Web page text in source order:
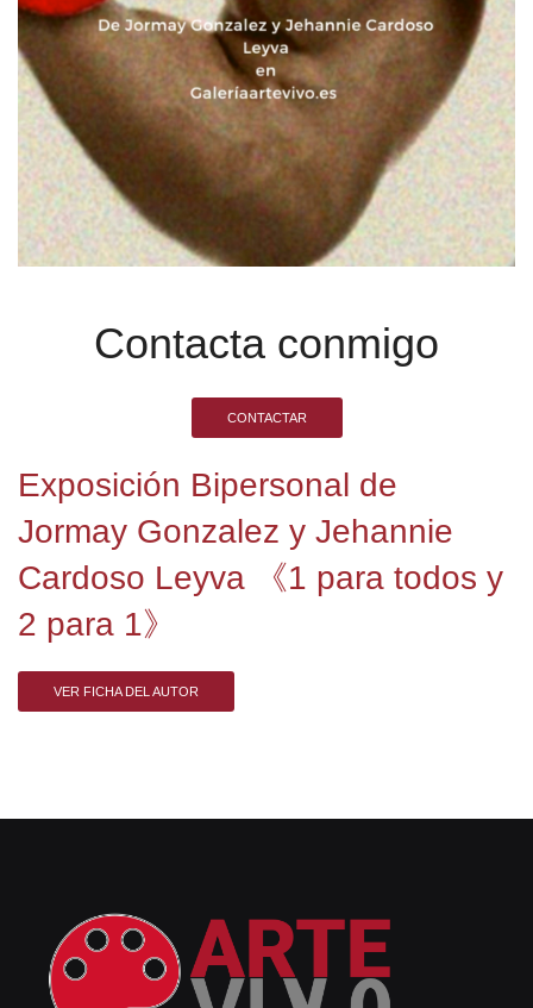
Contacta conmigo
CONTACTAR
Exposición Bipersonal de
Jormay Gonzalez y Jehannie
Cardoso Leyva 《1 para todos y
2 para 1》
VER FICHA DEL AUTOR